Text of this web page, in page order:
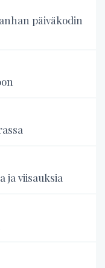
päiväkodin
ja viisauksia